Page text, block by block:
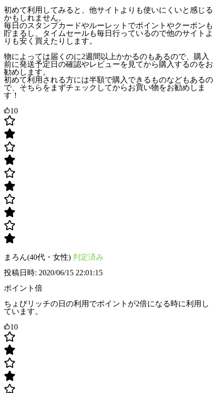
初めて利用してみると、他サイトよりも使いにくいと感じる
かもしれません。
毎日のスタンプカードやルーレットでポイントやクーポンも
貯まるし、タイムセールも毎日行っているので他のサイトよ
りも安く買えたりします。
物によっては届くのに2週間以上かかるのもあるので、購入
前に発送予定日の確認やレビューを見てから購入するのをお
勧めします。
初めて利用される方には半額で購入できるものなどもあるの
で、そちらをまずチェックしてからお買い物をお勧めしま
す！
10
まろん(40代・女性) 判定済み
投稿日時: 2020/06/15 22:01:15
ポイント倍
ちょびリッチの日の利用でポイントが2倍になる時に利用し
ています。
10